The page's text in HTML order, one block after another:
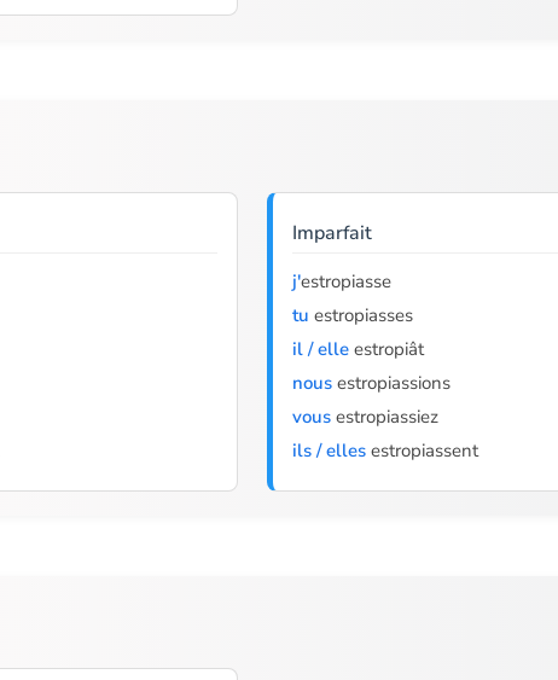
Imparfait
j'estropiasse
tu estropiasses
il / elleestropiât
nousestropiassions
vousestropiassiez
ils / ellesestropiassent